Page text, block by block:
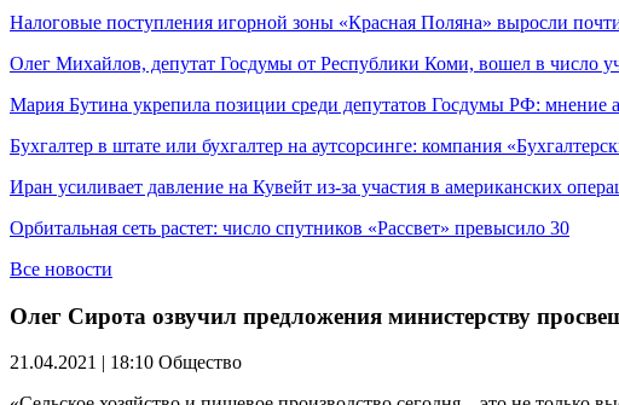
Налоговые поступления игорной зоны «Красная Поляна» выросли
Олег Михайлов, депутат Госдумы от Республики Коми, вошел в число
Мария Бутина укрепила позиции среди депутатов Госдумы РФ: мнение
Бухгалтер в штате или бухгалтер на аутсорсинге: компания
Иран усиливает давление на Кувейт из-за участия в американских
Орбитальная сеть растет: число спутников «Рассвет» превысило 30
Все новости
Олег Сирота озвучил предложения министерству
21.04.2021 | 18:10 Общество